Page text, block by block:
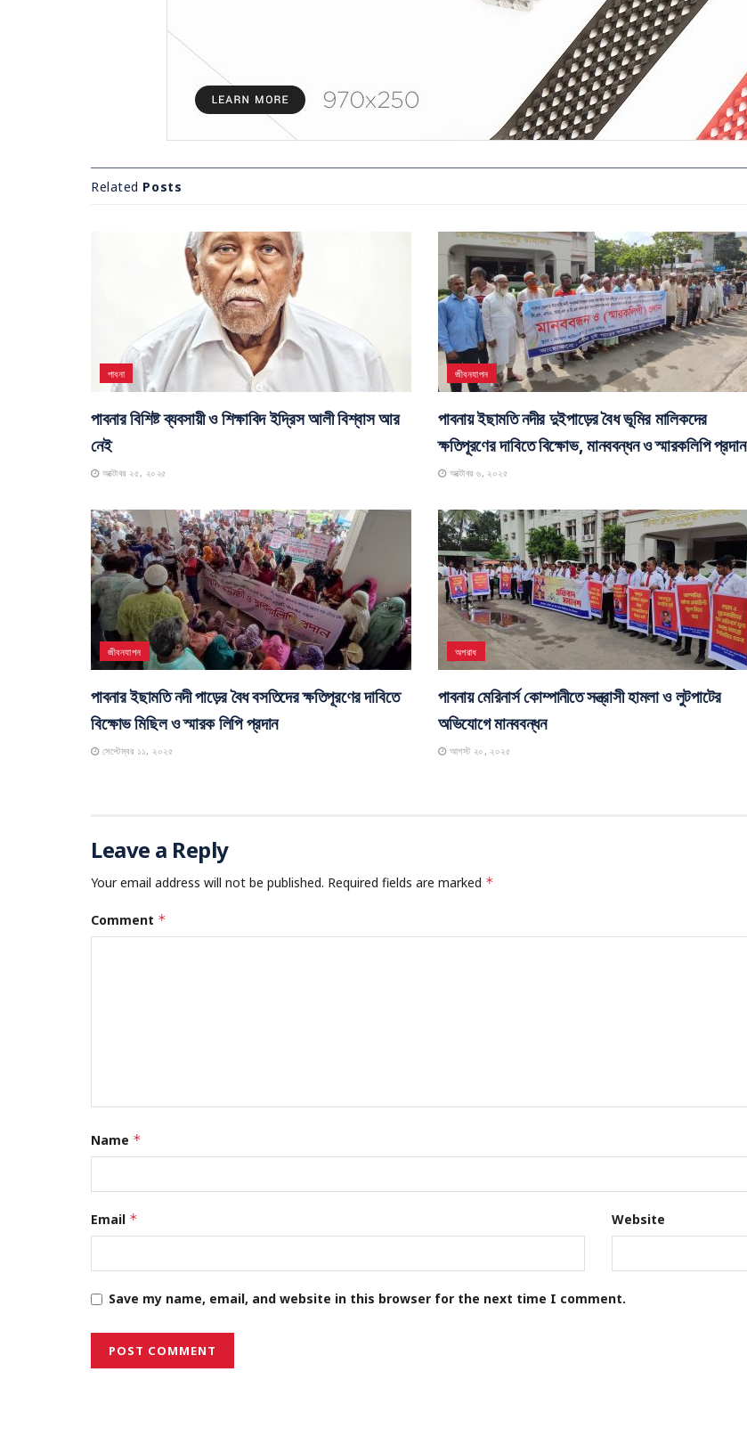
Related Posts
পাবনা
পাবনার বিশিষ্ট ব্যবসায়ী ও শিক্ষাবিদ ইদ্রিস আলী বিশ্বাস আর
নেই
অক্টোবর ২৫, ২০২৫
জীবনযাপন
পাবনায় ইছামতি নদীর দুইপাড়ের বৈধ ভূমির মালিকদের
ক্ষতিপূরণের দাবিতে বিক্ষোভ, মানববন্ধন ও স্মারকলিপি প্রদান
অক্টোবর ৬, ২০২৫
জীবনযাপন
পাবনার ইছামতি নদী পাড়ের বৈধ বসতিদের ক্ষতিপূরণের দাবিতে
বিক্ষোভ মিছিল ও স্মারক লিপি প্রদান
সেপ্টেম্বর ১১, ২০২৫
অপরাধ
পাবনায় মেরিনার্স কোম্পানীতে সন্ত্রাসী হামলা ও লুটপাটের
অভিযোগে মানববন্ধন
আগস্ট ২০, ২০২৫
Leave a Reply
Your email address will not be published. Required fields are marked *
Comment *
Name *
Email * Website
Save my name, email, and website in this browser for the next time I comment.